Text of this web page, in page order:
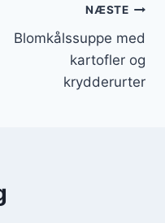
NÆSTE
Blomkålssuppe med
kartofler og
krydderurter